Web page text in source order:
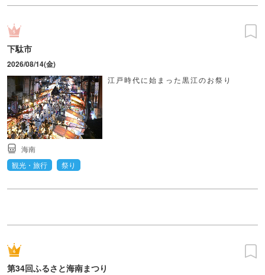
下駄市
2026/08/14(金)
江戸時代に始まった黒江のお祭り
海南
観光・旅行
祭り
第34回ふるさと海南まつり